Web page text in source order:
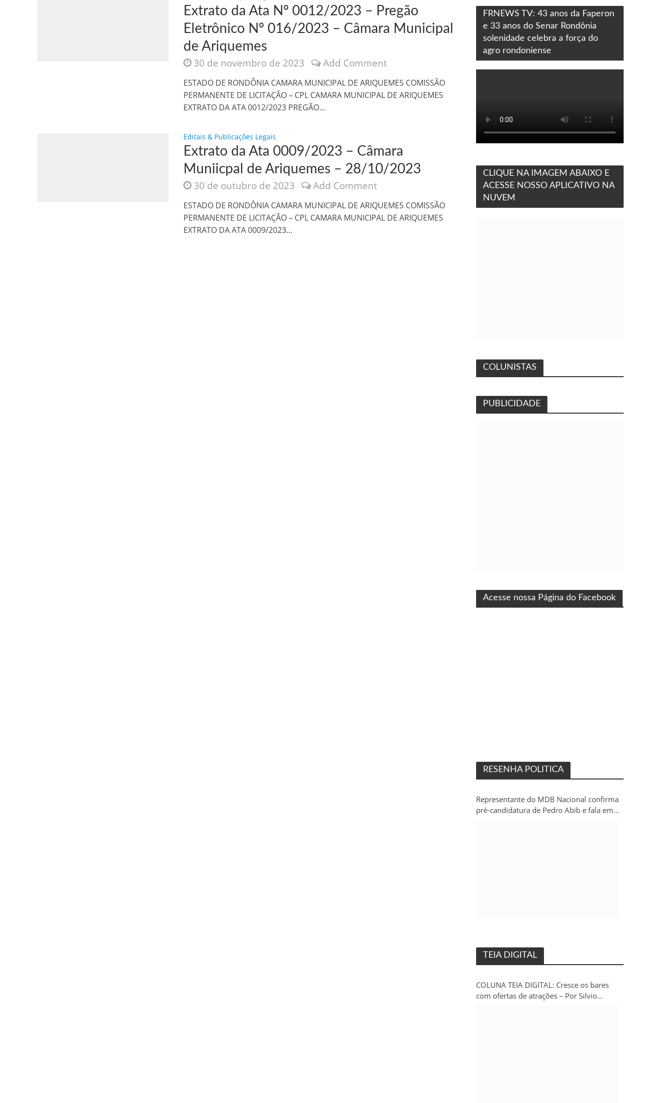
Jesus Sociedade Anônima, Como usam o nome de Jesus para ganhar dinheiro
INTRIGANTE: 3 I Atlas intriga a Humanidade
Extrato da Ata Nº 0012/2023 – Pregão
Eletrônico Nº 016/2023 – Câmara Municipal
de Ariquemes
30 de novembro de 2023 Add Comment
ESTADO DE RONDÔNIA CAMARA MUNICIPAL DE ARIQUEMES COMISSÃO
PERMANENTE DE LICITAÇÃO – CPL CAMARA MUNICIPAL DE ARIQUEMES
EXTRATO DA ATA 0012/2023 PREGÃO...
Editais & Publicações Legais
Extrato da Ata 0009/2023 – Câmara
Muniicpal de Ariquemes – 28/10/2023
30 de outubro de 2023 Add Comment
ESTADO DE RONDÔNIA CAMARA MUNICIPAL DE ARIQUEMES COMISSÃO
PERMANENTE DE LICITAÇÃO – CPL CAMARA MUNICIPAL DE ARIQUEMES
EXTRATO DA ATA 0009/2023...
FRNEWS TV: 43 anos da Faperon
e 33 anos do Senar Rondônia
solenidade celebra a força do
agro rondoniense
CLIQUE NA IMAGEM ABAIXO E
ACESSE NOSSO APLICATIVO NA
NUVEM
COLUNISTAS
PUBLICIDADE
Acesse nossa Página do Facebook
RESENHA POLITICA
Representante do MDB Nacional confirma
pré-candidatura de Pedro Abib e fala em
TEIA DIGITAL
COLUNA TEIA DIGITAL: Cresce os bares
com ofertas de atrações – Por Silvio